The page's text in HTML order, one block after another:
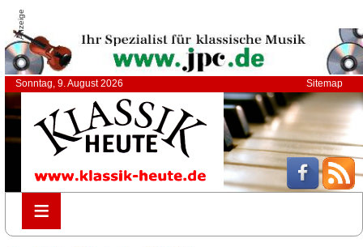
Anzeige
Sonntag, 9. August 2026 Sitemap
≡
≡